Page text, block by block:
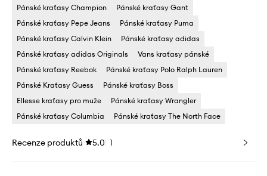
Pánské kraťasy Champion
Pánské kraťasy Gant
Pánské kraťasy Pepe Jeans
Pánské kraťasy Puma
Pánské kraťasy Calvin Klein
Pánské kraťasy adidas
Pánské kraťasy adidas Originals
Vans kraťasy pánské
Pánské kraťasy Reebok
Pánské kraťasy Polo Ralph Lauren
Pánské Kraťasy Guess
Pánské kraťasy Boss
Ellesse kraťasy pro muže
Pánské kraťasy Wrangler
Pánské kraťasy Columbia
Pánské kraťasy The North Face
Recenze produktů 5.0 1